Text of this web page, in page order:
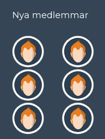
Nya medlemmar